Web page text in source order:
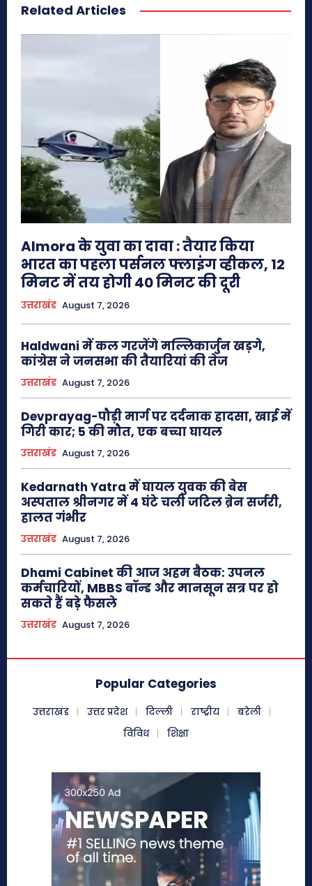
Related Articles
Almora के युवा का दावा : तैयार किया
भारत का पहला पर्सनल फ्लाइंग व्हीकल, 12
मिनट में तय होगी 40 मिनट की दूरी
उत्तराखंड August 7, 2026
Haldwani में कल गरजेंगे मल्लिकार्जुन खड़गे,
कांग्रेस ने जनसभा की तैयारियां की तेज
उत्तराखंड August 7, 2026
Devprayag-पौड़ी मार्ग पर दर्दनाक हादसा, खाई में
गिरी कार; 5 की मौत, एक बच्चा घायल
उत्तराखंड August 7, 2026
Kedarnath Yatra में घायल युवक की बेस
अस्पताल श्रीनगर में 4 घंटे चली जटिल ब्रेन सर्जरी,
हालत गंभीर
उत्तराखंड August 7, 2026
Dhami Cabinet की आज अहम बैठक: उपनल
कर्मचारियों, MBBS बॉन्ड और मानसून सत्र पर हो
सकते हैं बड़े फैसले
उत्तराखंड August 7, 2026
Popular Categories
उत्तराखंड उत्तर प्रदेश दिल्ली राष्ट्रीय
बरेली
विविध
शिक्षा